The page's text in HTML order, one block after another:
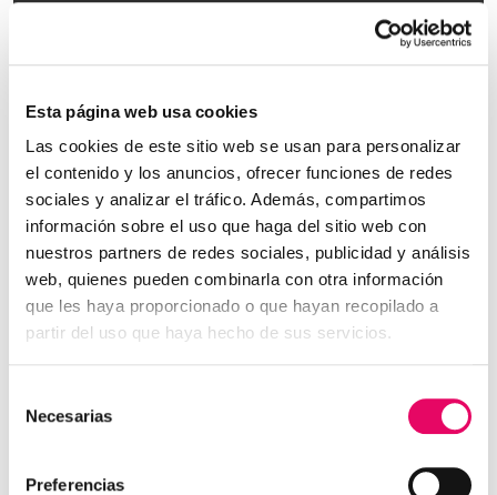
Esta página web usa cookies
Las cookies de este sitio web se usan para personalizar
el contenido y los anuncios, ofrecer funciones de redes
sociales y analizar el tráfico. Además, compartimos
información sobre el uso que haga del sitio web con
nuestros partners de redes sociales, publicidad y análisis
web, quienes pueden combinarla con otra información
que les haya proporcionado o que hayan recopilado a
partir del uso que haya hecho de sus servicios.
Necesarias
Preferencias